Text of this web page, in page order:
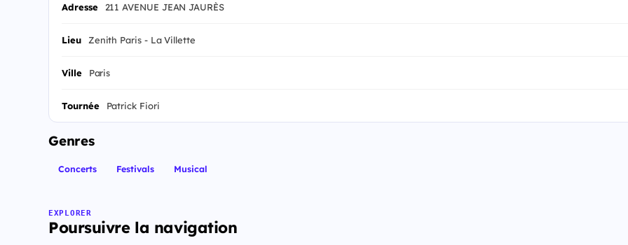
Adresse 211 AVENUE JEAN JAURÈS
Lieu Zenith Paris - La Villette
Ville Paris
Tournée Patrick Fiori
Genres
Concerts Festivals Musical
EXPLORER
Poursuivre la navigation